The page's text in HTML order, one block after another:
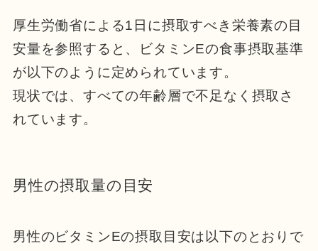
厚生労働省による1日に摂取すべき栄養素の目
安量を参照すると、ビタミンEの食事摂取基準
が以下のように定められています。
現状では、すべての年齢層で不足なく摂取さ
れています。
男性の摂取量の目安
男性のビタミンEの摂取目安は以下のとおりで